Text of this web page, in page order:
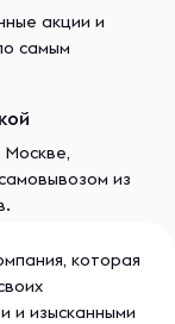
акции и
самым
из
которая
и изысканными